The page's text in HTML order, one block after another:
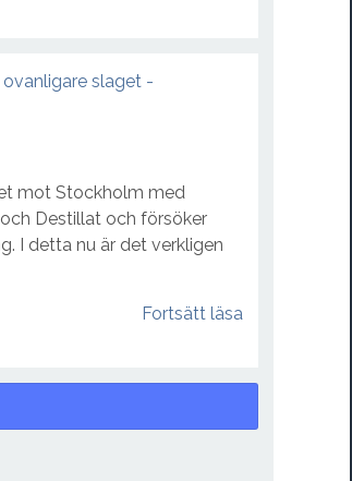
slaget -
mot Stockholm med
Destillat och försöker
I detta nu är det verkligen
Fortsätt läsa